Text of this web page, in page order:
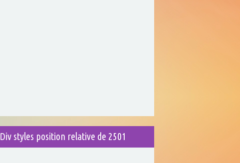
Div styles position relative de 2501